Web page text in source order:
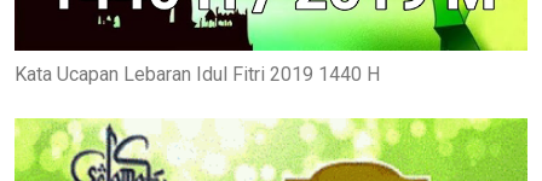
Kata Ucapan Lebaran Idul Fitri 2019 1440 H